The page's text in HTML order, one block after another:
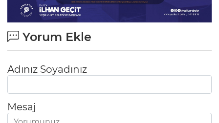
Yorum Ekle
Adınız Soyadınız
Mesaj